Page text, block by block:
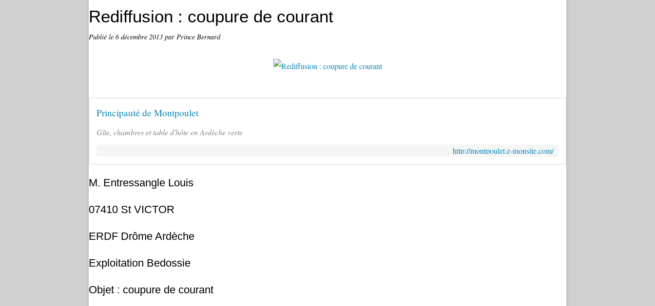
Rediffusion : coupure de courant
Publié le 6 décembre 2013 par Prince Bernard
Principauté de Montpoulet
Gîte, chambres et table d'hôte en Ardèche verte
http://montpoulet.e-monsite.com/
M. Entressangle Louis
07410 St VICTOR
ERDF Drôme Ardèche
Exploitation Bedossie
Objet : coupure de courant